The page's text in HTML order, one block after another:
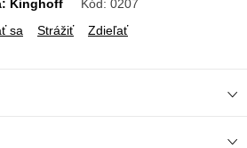
Kinghoff Kód: 0207
sa
Strážiť Zdieľať